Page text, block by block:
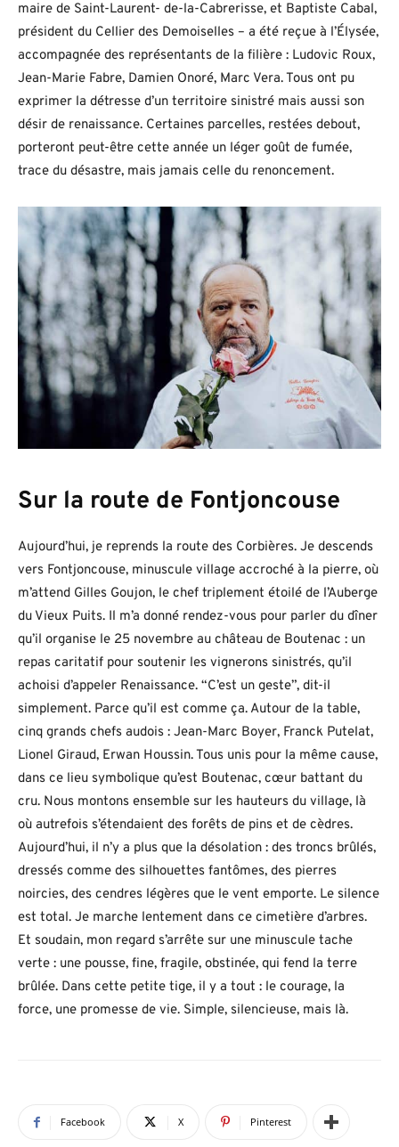
maire de Saint-Laurent- de-la-Cabrerisse, et Baptiste Cabal,
président du Cellier des Demoiselles – a été reçue à l’Élysée,
accompagnée des représentants de la filière : Ludovic Roux,
Jean-Marie Fabre, Damien Onoré, Marc Vera. Tous ont pu
exprimer la détresse d’un territoire sinistré mais aussi son
désir de renaissance. Certaines parcelles, restées debout,
porteront peut-être cette année un léger goût de fumée,
trace du désastre, mais jamais celle du renoncement.
Sur la route de Fontjoncouse
Aujourd’hui, je reprends la route des Corbières. Je descends
vers Fontjoncouse, minuscule village accroché à la pierre, où
m’attend Gilles Goujon, le chef triplement étoilé de l’Auberge
du Vieux Puits. Il m’a donné rendez-vous pour parler du dîner
qu’il organise le 25 novembre au château de Boutenac : un
repas caritatif pour soutenir les vignerons sinistrés, qu’il
achoisi d’appeler Renaissance. “C’est un geste”, dit-il
simplement. Parce qu’il est comme ça. Autour de la table,
cinq grands chefs audois : Jean-Marc Boyer, Franck Putelat,
Lionel Giraud, Erwan Houssin. Tous unis pour la même cause,
dans ce lieu symbolique qu’est Boutenac, cœur battant du
cru. Nous montons ensemble sur les hauteurs du village, là
où autrefois s’étendaient des forêts de pins et de cèdres.
Aujourd’hui, il n’y a plus que la désolation : des troncs brûlés,
dressés comme des silhouettes fantômes, des pierres
noircies, des cendres légères que le vent emporte. Le silence
est total. Je marche lentement dans ce cimetière d’arbres.
Et soudain, mon regard s’arrête sur une minuscule tache
verte : une pousse, fine, fragile, obstinée, qui fend la terre
brûlée. Dans cette petite tige, il y a tout : le courage, la
force, une promesse de vie. Simple, silencieuse, mais là.
Facebook X Pinterest